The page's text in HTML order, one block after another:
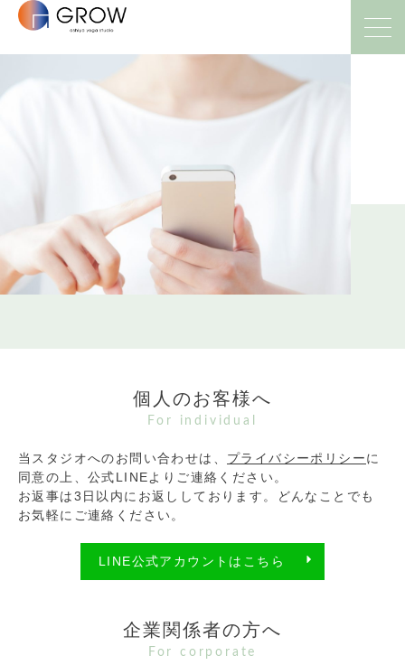
個人のお客様へ
For individual
当スタジオへのお問い合わせは、 プライバシーポリシーに
同意の上、公式LINEよりご連絡ください。
お返事は3日以内にお返ししております。どんなことでも
お気軽にご連絡ください。
LINE公式アカウントはこちら
企業関係者の方へ
For corporate